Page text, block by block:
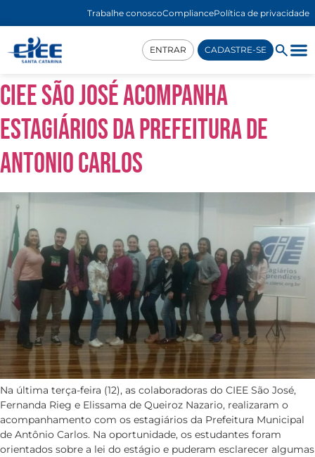
Trabalhe conoscoCompliancePolítica de privacidade
ENTRAR CADASTRE-SE
CIEE São José acompanha
estagiários da prefeitura de
Antonio Carlos
Na última terça-feira (12), as colaboradoras do CIEE São José,
Fernanda Rieg e Elissama de Queiroz Nazario, realizaram o
acompanhamento com os estagiários da Prefeitura Municipal
de Antônio Carlos. Na oportunidade, os estudantes foram
orientados sobre a lei do estágio e puderam esclarecer algumas